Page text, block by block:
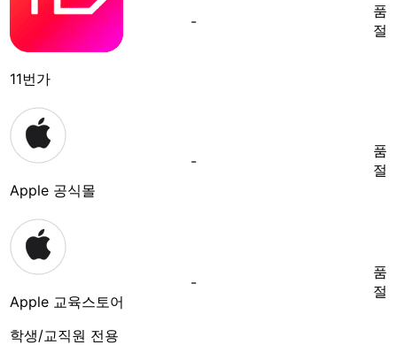
11번가
-
품
절
Apple 공식몰
-
품
절
Apple 교육스토어
학생/교직원 전용
-
품
절